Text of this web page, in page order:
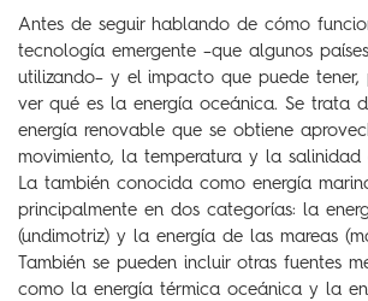
Antes de seguir hablando de cómo
tecnología emergente –que algunos
utilizando– y el impacto que puede tener,
ver qué es la energía oceánica. Se trata
energía renovable que se obtiene
movimiento, la temperatura y la salinidad
La también conocida como energía
principalmente en dos categorías: la
(undimotriz) y la energía de las mareas
También se pueden incluir otras fuentes
como la energía térmica oceánica y la